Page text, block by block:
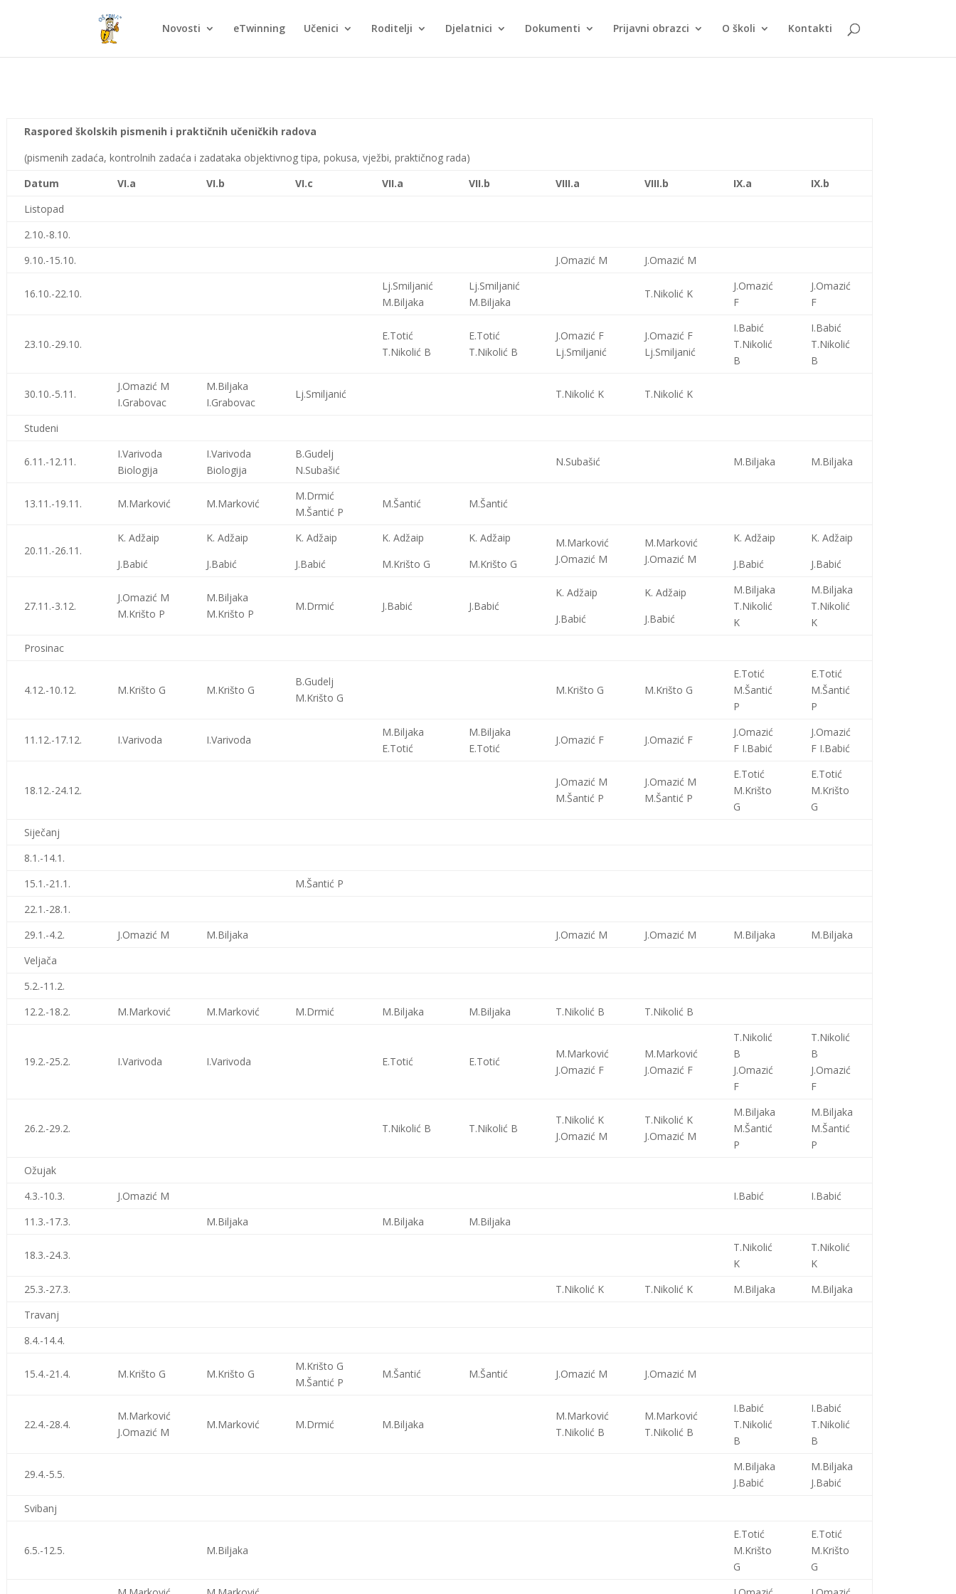
Novosti eTwinning Učenici Roditelji Djelatnici Dokumenti Prijavni obrazci O školi Kontakti
Raspored školskih pismenih i praktičnih učeničkih radova
(pismenih zadaća, kontrolnih zadaća i zadataka objektivnog tipa, pokusa, vježbi, praktičnog rada)
Datum
VI.a VI.b VI.c VII.a VII.b VIII.a VIII.b IX.a
IX.b
Listopad
2.10.-8.10.
9.10.-15.10.
J.Omazić M J.Omazić M
16.10.-22.10.
Lj.Smiljanić
M.Biljaka
Lj.Smiljanić
M.Biljaka
T.Nikolić K
J.Omazić
F
J.Omazić
F
23.10.-29.10.
E.Totić
T.Nikolić B
E.Totić
T.Nikolić B
J.Omazić F
Lj.Smiljanić
J.Omazić F
Lj.Smiljanić
I.Babić
T.Nikolić
B
I.Babić
T.Nikolić
B
30.10.-5.11.
J.Omazić M
I.Grabovac
M.Biljaka
I.Grabovac
Lj.Smiljanić T.Nikolić K T.Nikolić K
Studeni
6.11.-12.11.
I.Varivoda
Biologija
I.Varivoda
Biologija
B.Gudelj
N.Subašić
N.Subašić M.Biljaka M.Biljaka
13.11.-19.11. M.Marković M.Marković
M.Drmić
M.Šantić P
M.Šantić M.Šantić
20.11.-26.11.
K. Adžaip
J.Babić
K. Adžaip
J.Babić
K. Adžaip
J.Babić
K. Adžaip
M.Krišto G
K. Adžaip
M.Krišto G
M.Marković
J.Omazić M
M.Marković
J.Omazić M
K. Adžaip
J.Babić
K. Adžaip
J.Babić
27.11.-3.12.
J.Omazić M
M.Krišto P
M.Biljaka
M.Krišto P
M.Drmić J.Babić J.Babić
K. Adžaip
J.Babić
K. Adžaip
J.Babić
M.Biljaka
T.Nikolić
K
M.Biljaka
T.Nikolić
K
Prosinac
4.12.-10.12. M.Krišto G M.Krišto G
B.Gudelj
M.Krišto G
M.Krišto G M.Krišto G
E.Totić
M.Šantić
P
E.Totić
M.Šantić
P
11.12.-17.12. I.Varivoda I.Varivoda
M.Biljaka
E.Totić
M.Biljaka
E.Totić
J.Omazić F J.Omazić F
J.Omazić
F I.Babić
J.Omazić
F I.Babić
18.12.-24.12.
J.Omazić M
M.Šantić P
J.Omazić M
M.Šantić P
E.Totić
M.Krišto
G
E.Totić
M.Krišto
G
Siječanj
8.1.-14.1.
15.1.-21.1.
M.Šantić P
22.1.-28.1.
29.1.-4.2.
J.Omazić M M.Biljaka J.Omazić M J.Omazić M M.Biljaka
M.Biljaka
Veljača
5.2.-11.2.
12.2.-18.2.
M.Marković M.Marković M.Drmić M.Biljaka M.Biljaka T.Nikolić B T.Nikolić B
19.2.-25.2. I.Varivoda I.Varivoda E.Totić E.Totić
M.Marković
J.Omazić F
M.Marković
J.Omazić F
T.Nikolić
B
J.Omazić
F
T.Nikolić
B
J.Omazić
F
26.2.-29.2. T.Nikolić B T.Nikolić B
T.Nikolić K
J.Omazić M
T.Nikolić K
J.Omazić M
M.Biljaka
M.Šantić
P
M.Biljaka
M.Šantić
P
Ožujak
4.3.-10.3.
J.Omazić M I.Babić
I.Babić
11.3.-17.3.
M.Biljaka M.Biljaka M.Biljaka
18.3.-24.3.
T.Nikolić
K
T.Nikolić
K
25.3.-27.3.
T.Nikolić K T.Nikolić K M.Biljaka
M.Biljaka
Travanj
8.4.-14.4.
15.4.-21.4. M.Krišto G M.Krišto G
M.Krišto G
M.Šantić P
M.Šantić M.Šantić J.Omazić M J.Omazić M
22.4.-28.4.
M.Marković
J.Omazić M
M.Marković M.Drmić M.Biljaka
M.Marković
T.Nikolić B
M.Marković
T.Nikolić B
I.Babić
T.Nikolić
B
I.Babić
T.Nikolić
B
29.4.-5.5.
M.Biljaka
J.Babić
M.Biljaka
J.Babić
Svibanj
6.5.-12.5. M.Biljaka
E.Totić
M.Krišto
G
E.Totić
M.Krišto
G